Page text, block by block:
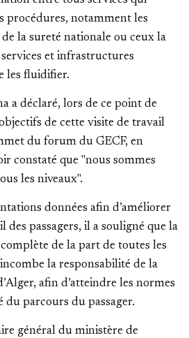
procédures, notamment les
de la sureté nationale ou ceux la
et infrastructures
les fluidifier.
a déclaré, lors de ce point de
de cette visite de travail
du forum du GECF, en
constaté que "nous sommes
les niveaux".
données afin d’améliorer
des passagers, il a souligné que la
de la part de toutes les
la responsabilité de la
afin d’atteindre les normes
parcours du passager.
général du ministère de